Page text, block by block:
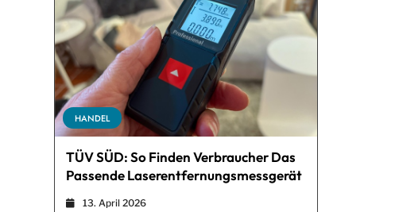
HANDEL
TÜV SÜD: So Finden Verbraucher Das
Passende Laserentfernungsmessgerät
13. April 2026